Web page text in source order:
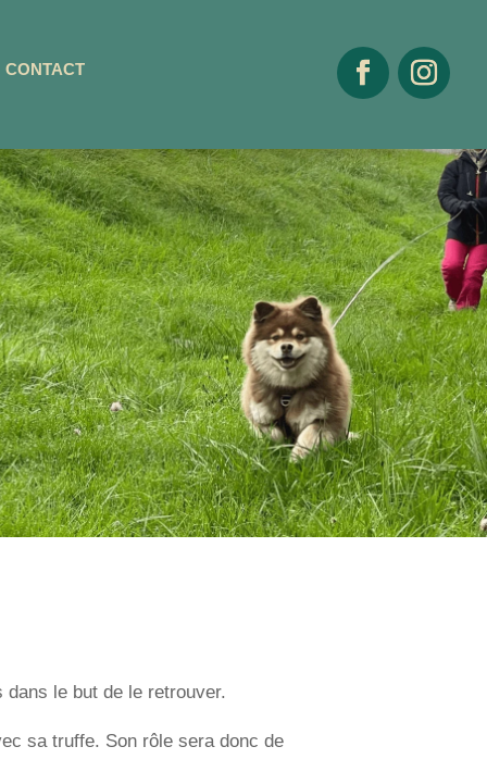
CONTACT
dans le but de le retrouver.
sa truffe. Son rôle sera donc de